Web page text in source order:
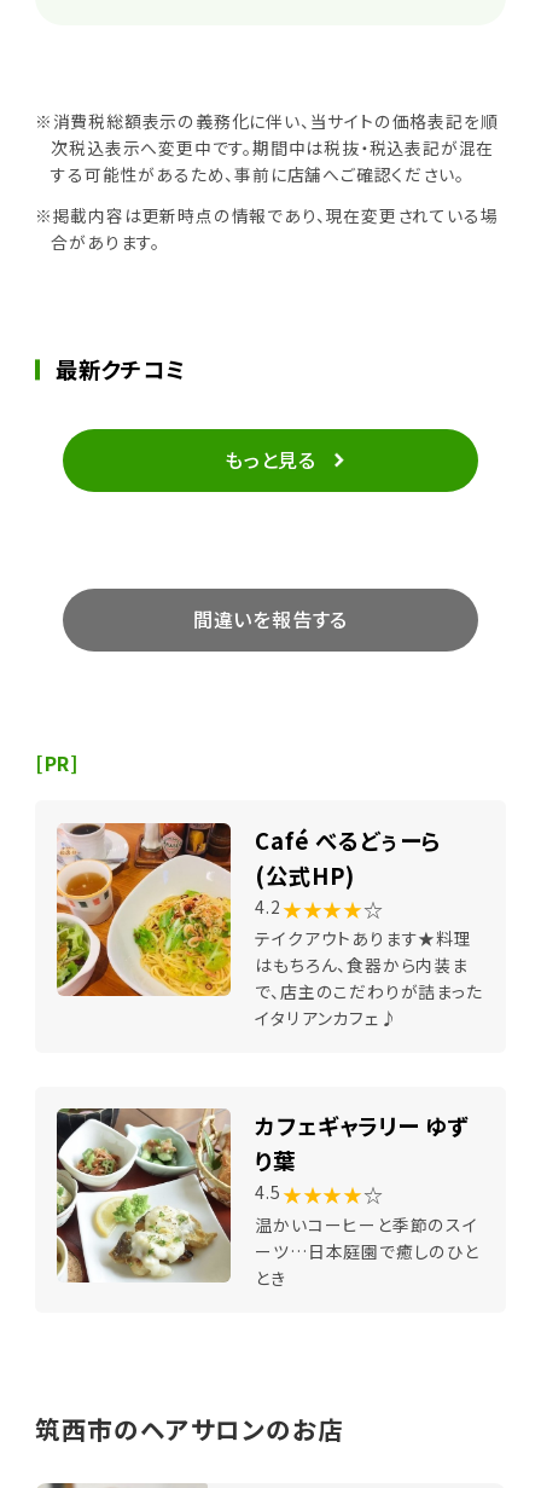
※消費税総額表示の義務化に伴い、当サイトの価格表記を順
次税込表示へ変更中です。期間中は税抜・税込表記が混在
する可能性があるため、事前に店舗へご確認ください。
※掲載内容は更新時点の情報であり、現在変更されている場
合があります。
最新クチコミ
もっと見る
間違いを報告する
[PR]
Café べるどぅーら
(公式HP)
4.2 ★★★★☆
テイクアウトあります★料理
はもちろん、食器から内装ま
で、店主のこだわりが詰まった
イタリアンカフェ♪
カフェギャラリー ゆず
り葉
4.5 ★★★★☆
温かいコーヒーと季節のスイ
ーツ…日本庭園で癒しのひと
とき
筑西市のヘアサロンのお店